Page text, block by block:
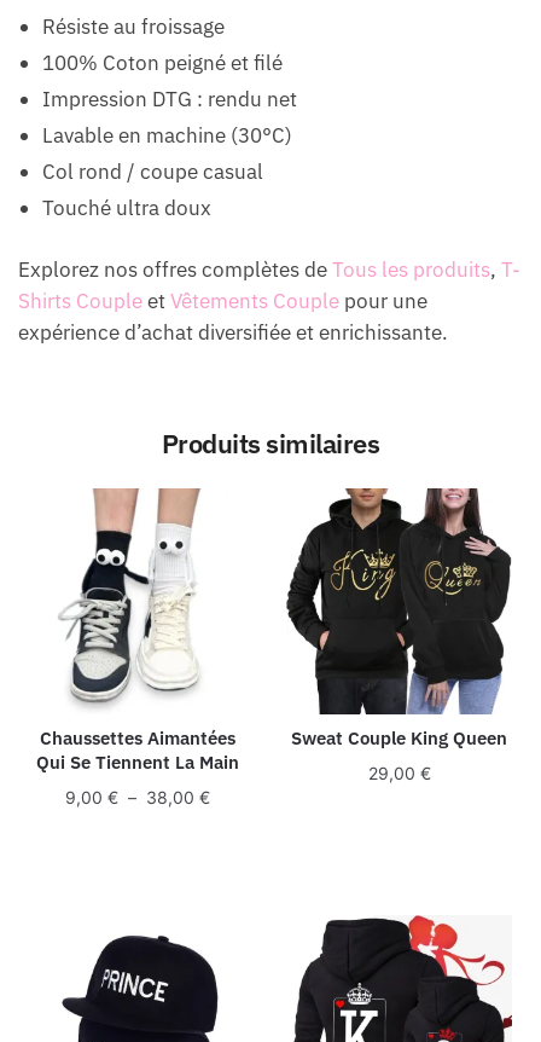
Résiste au froissage
100% Coton peigné et filé
Impression DTG : rendu net
Lavable en machine (30°C)
Col rond / coupe casual
Touché ultra doux
Explorez nos offres complètes deTous les produits, T-
Shirts CoupleetVêtements Couple pour une
expérience d’achat diversifiée et enrichissante.
Produits similaires
Chaussettes Aimantées
Qui Se Tiennent La Main
9,00 € – 38,00 €Plage
Sweat Couple King Queen
29,00 €